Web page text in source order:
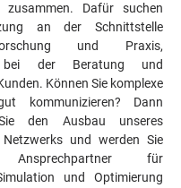
zusammen. Dafür suchen
an der Schnittstelle
und Praxis,
bei der Beratung und
Können Sie komplexe
kommunizieren? Dann
den Ausbau unseres
Netzwerks und werden Sie
Ansprechpartner für
und Optimierung